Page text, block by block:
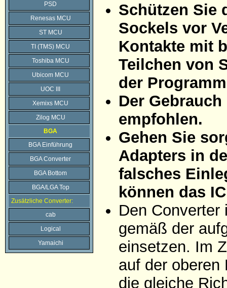
PSD
Renesas MCU
ST MCU
TI (TMS) MCU
Toshiba MCU
Ubicom MCU
UOC III
Xemixs MCU
Zilog MCU
BGA
BGA Einführung
BGA Converter
BGA Bottom
BGA/LGA Top
Zusätzliche Converter:
cab
Logical
Yamaichi
Schützen Sie
Sockels vor
Kontakte mit
Teilchen von
der
Der
empfohlen.
Gehen Sie
Adapters in
falsches
können das
Den
gemäß der
einsetzen. Im
auf der
die gleiche